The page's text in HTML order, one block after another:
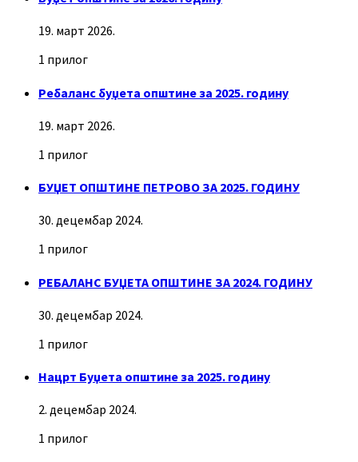
19. март 2026.
1 прилог
Ребаланс буџета општине за 2025. годину
19. март 2026.
1 прилог
БУЏЕТ ОПШТИНЕ ПЕТРОВО ЗА 2025. ГОДИНУ
30. децембар 2024.
1 прилог
РЕБАЛАНС БУЏЕТА ОПШТИНЕ ЗА 2024. ГОДИНУ
30. децембар 2024.
1 прилог
Нацрт Буџета општине за 2025. годину
2. децембар 2024.
1 прилог